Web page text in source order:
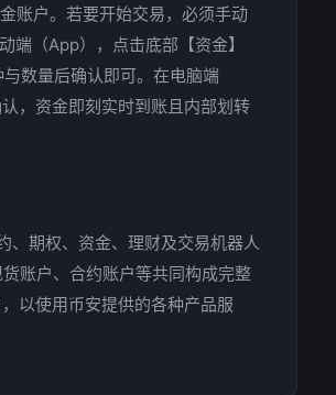
账户。若要开始交易，必须手动
端（App），点击底部【资金】
数量后确认即可。在电脑端
，资金即刻实时到账且内部划转
、期权、资金、理财及交易机器人
账户、合约账户等共同构成完整
以使用币安提供的各种产品服